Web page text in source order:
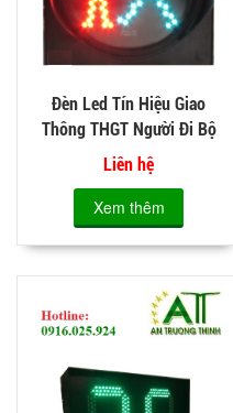
Đèn Led Tín Hiệu Giao
Thông THGT Người Đi Bộ
D300
Liên hệ
Xem thêm